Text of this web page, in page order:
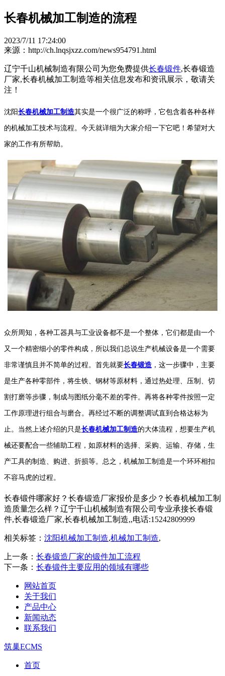
长春机械加工制造的流程
2023/7/11 17:24:00
来源：http://ch.lnqsjxzz.com/news954791.html
辽宁千山机械制造有限公司为您免费提供长春锻件,长春锻造
厂家,长春机械加工制造等相关信息发布和资讯展示，敬请关
注！
沈阳长春机械加工制造其实是一个很广泛的称呼，它包含着各种各样
的机械加工技术与流程。今天就详细为大家介绍一下它吧！希望对大
家的工作有所帮助。
众所周知，各种工器具与工业设备都不是一个整体，它们都是由一个
又一个精密细小的零件构成，所以我们总说生产机械设备是一个需要
非常谨慎且并不简单的过程。首先就要长春锻造 ，这一步骤中，主要
是生产各种零部件，将生铁、钢材等原材料，通过热处理、压制、切
割打磨等步骤，制成与图纸分毫不差的零件。再将各种零件按照一定
工作原理进行组合与磨合。再经过不断的调整调试直到合格达标为
止。当然上述介绍的只是长春机械加工制造的大体流程，想要生产机
械还要配合一些辅助工程，如原材料的选择、采购、运输、存储，生
产工具的制造、购进、折损等。总之，机械加工制造是一个环环相扣
不容马虎的过程。
长春锻件哪家好？长春锻造厂家报价是多少？长春机械加工制
造质量怎么样？辽宁千山机械制造有限公司专业承接长春锻
件,长春锻造厂家,长春机械加工制造,,电话:15242809999
相关标签： 沈阳机械加工制造,机械加工制造,
上一条： 长春锻造厂家的锻件加工流程
下一条： 长春锻件主要应用的领域有哪些
网站首页
关于我们
产品中心
新闻动态
联系我们
筑巢ECMS
首页